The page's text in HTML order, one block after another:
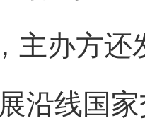
主办方还
沿线国